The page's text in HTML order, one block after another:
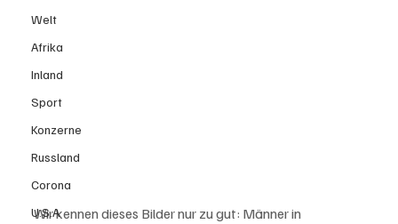
Welt
Afrika
Inland
Sport
Konzerne
Russland
Corona
U.S.A
Wir kennen dieses Bilder nur zu gut: Männer in